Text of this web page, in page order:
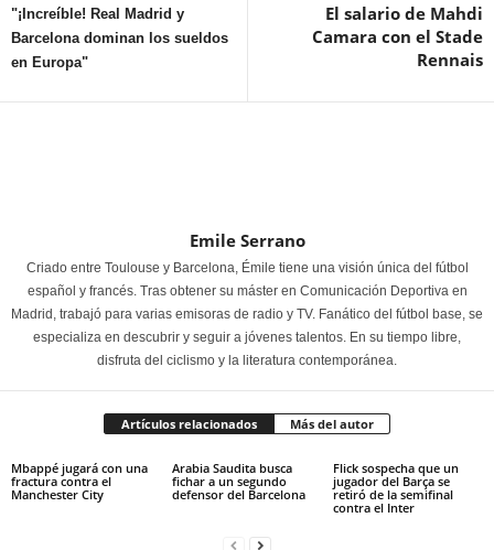
"¡Increíble! Real Madrid y
Barcelona dominan los sueldos
en Europa"
El salario de Mahdi
Camara con el Stade
Rennais
Emile Serrano
Criado entre Toulouse y Barcelona, Émile tiene una visión única del fútbol
español y francés. Tras obtener su máster en Comunicación Deportiva en
Madrid, trabajó para varias emisoras de radio y TV. Fanático del fútbol base, se
especializa en descubrir y seguir a jóvenes talentos. En su tiempo libre,
disfruta del ciclismo y la literatura contemporánea.
Artículos relacionados Más del autor
Mbappé jugará con una
fractura contra el
Manchester City
Arabia Saudita busca
fichar a un segundo
defensor del Barcelona
Flick sospecha que un
jugador del Barça se
retiró de la semifinal
contra el Inter